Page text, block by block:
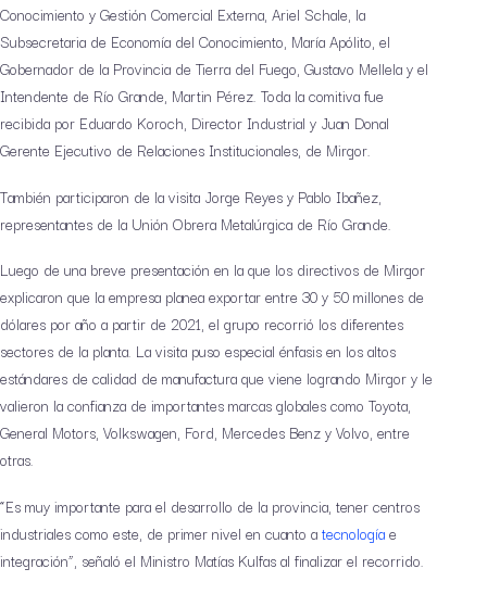
Conocimiento y Gestión Comercial Externa, Ariel Schale, la
Subsecretaria de Economía del Conocimiento, María Apólito, el
Gobernador de la Provincia de Tierra del Fuego, Gustavo Mellela y el
Intendente de Río Grande, Martin Pérez. Toda la comitiva fue
recibida por Eduardo Koroch, Director Industrial y Juan Donal
Gerente Ejecutivo de Relaciones Institucionales, de Mirgor.
También participaron de la visita Jorge Reyes y Pablo Ibañez,
representantes de la Unión Obrera Metalúrgica de Río Grande.
Luego de una breve presentación en la que los directivos de Mirgor
explicaron que la empresa planea exportar entre 30 y 50 millones de
dólares por año a partir de 2021, el grupo recorrió los diferentes
sectores de la planta. La visita puso especial énfasis en los altos
estándares de calidad de manufactura que viene logrando Mirgor y le
valieron la confianza de importantes marcas globales como Toyota,
General Motors, Volkswagen, Ford, Mercedes Benz y Volvo, entre
otras.
“Es muy importante para el desarrollo de la provincia, tener centros
industriales como este, de primer nivel en cuanto atecnologíae
integración”, señaló el Ministro Matías Kulfas al finalizar el recorrido.